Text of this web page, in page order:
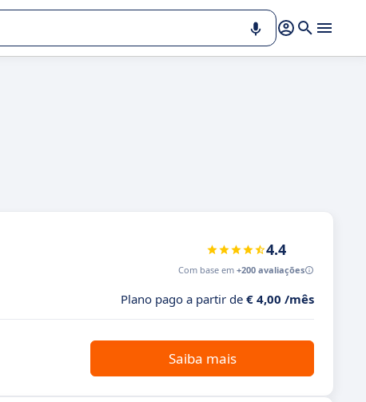
4.4
Com base em +200 avaliações
Plano pago a partir de € 4,00 /mês
Saiba mais